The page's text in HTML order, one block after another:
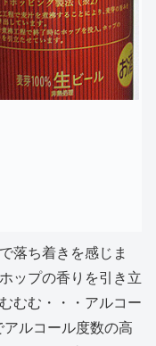
落ち着きを感じま
ップの香りを引き立
むむ・・・アルコー
ルコール度数の高